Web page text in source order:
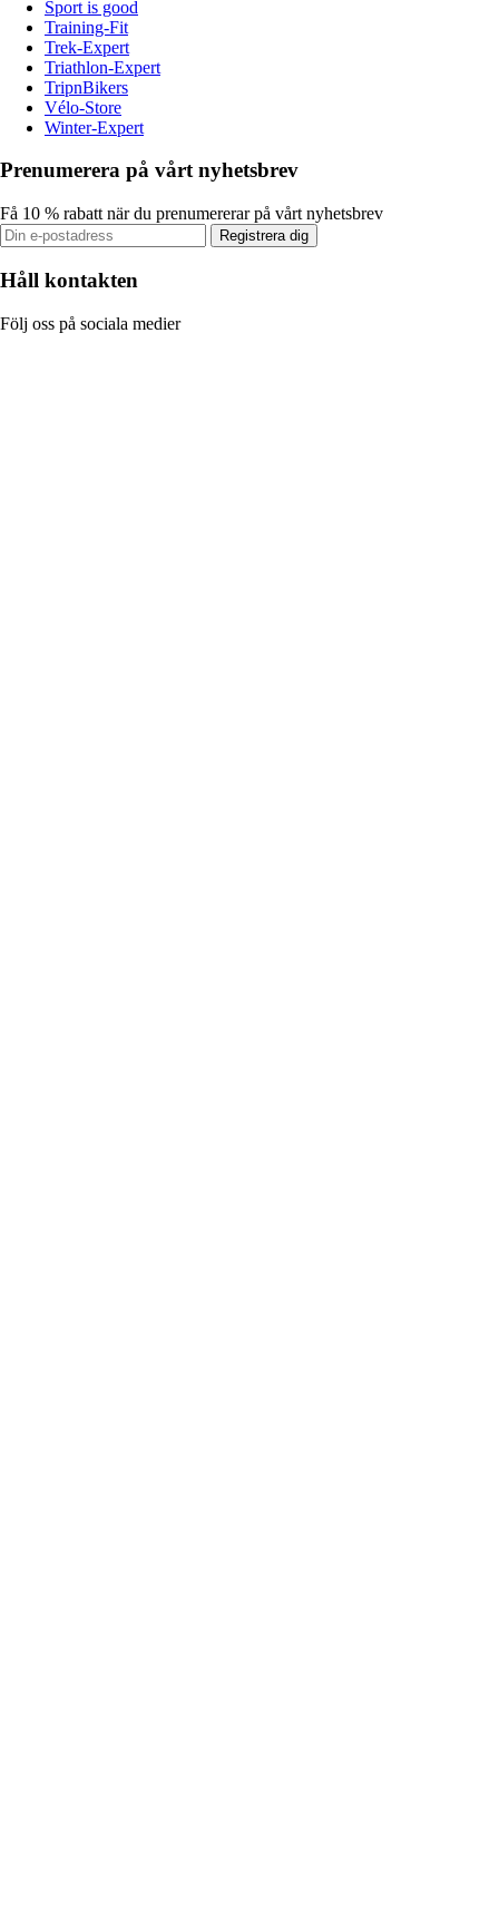
Sport is good
Training-Fit
Trek-Expert
Triathlon-Expert
TripnBikers
Vélo-Store
Winter-Expert
Prenumerera på vårt nyhetsbrev
Få 10 % rabatt när du prenumererar på vårt nyhetsbrev
Registrera dig
Håll kontakten
Följ oss på sociala medier